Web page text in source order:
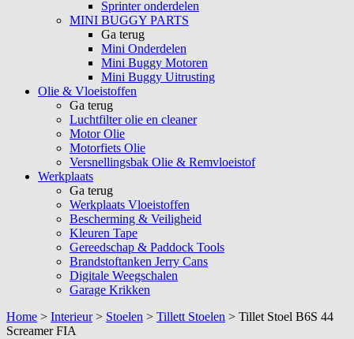
Sprinter onderdelen
MINI BUGGY PARTS
Ga terug
Mini Onderdelen
Mini Buggy Motoren
Mini Buggy Uitrusting
Olie & Vloeistoffen
Ga terug
Luchtfilter olie en cleaner
Motor Olie
Motorfiets Olie
Versnellingsbak Olie & Remvloeistof
Werkplaats
Ga terug
Werkplaats Vloeistoffen
Bescherming & Veiligheid
Kleuren Tape
Gereedschap & Paddock Tools
Brandstoftanken Jerry Cans
Digitale Weegschalen
Garage Krikken
Home > Interieur> Stoelen > Tillett Stoelen > Tillet Stoel B6S 44
Screamer FIA